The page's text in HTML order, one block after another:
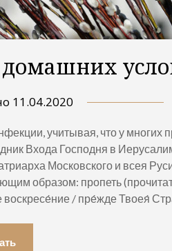
11.04.2020
учитывая, что у многих
Входа Господня в
Московского и всея
образом: пропеть
/ пре́жде Твоея́